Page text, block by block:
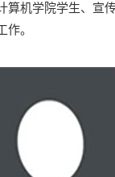
算机学院学生、宣
作。